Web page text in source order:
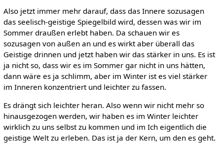
Also jetzt immer mehr darauf, dass das Innere sozusagen
das seelisch-geistige Spiegelbild wird, dessen was wir im
Sommer draußen erlebt haben. Da schauen wir es
sozusagen von außen an und es wirkt aber überall das
Geistige drinnen und jetzt haben wir das stärker in uns. Es ist
ja nicht so, dass wir es im Sommer gar nicht in uns hätten,
dann wäre es ja schlimm, aber im Winter ist es viel stärker
im Inneren konzentriert und leichter zu fassen.
Es drängt sich leichter heran. Also wenn wir nicht mehr so
hinausgezogen werden, wir haben es im Winter leichter
wirklich zu uns selbst zu kommen und im Ich eigentlich die
geistige Welt zu erleben. Das ist ja der Kern, um den es geht.